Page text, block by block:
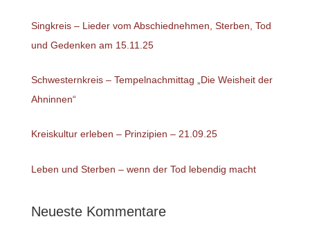
Singkreis – Lieder vom Abschiednehmen, Sterben, Tod
und Gedenken am 15.11.25
Schwesternkreis – Tempelnachmittag „Die Weisheit der
Ahninnen“
Kreiskultur erleben – Prinzipien – 21.09.25
Leben und Sterben – wenn der Tod lebendig macht
Neueste Kommentare